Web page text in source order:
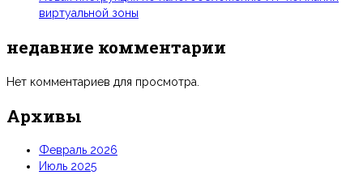
виртуальной зоны
недавние комментарии
Нет комментариев для просмотра.
Архивы
Февраль 2026
Июль 2025